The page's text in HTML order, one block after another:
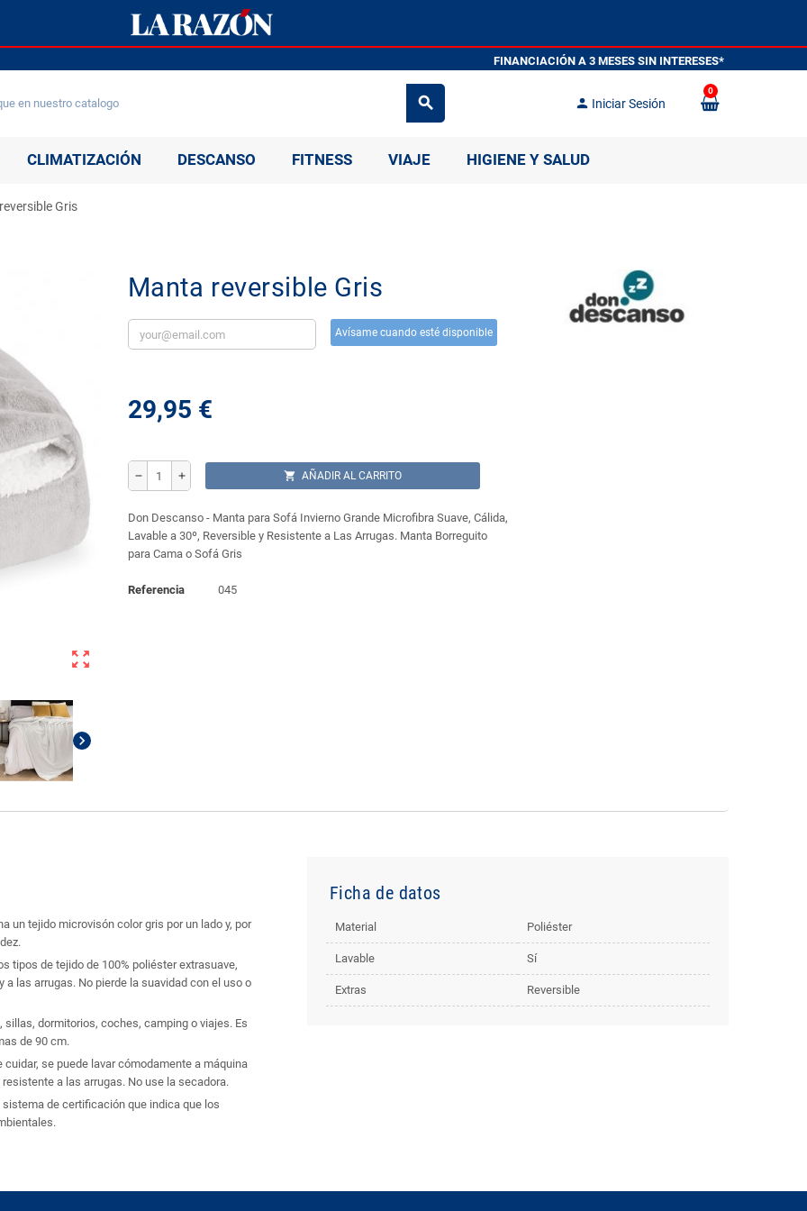
FINANCIACIÓN A 3 MESES SIN
search person Iniciar Sesión
0
CLIMATIZACIÓN DESCANSO FITNESS VIAJE HIGIENE Y SALUD
Gris
zoom_out_map
chevron_right
Manta reversible Gris
Avísame cuando esté disponible
29,95 €
remove add shopping_cart AÑADIR AL CARRITO
Don Descanso - Manta para Sofá Invierno Grande Microfibra Suave, Cálida,
Lavable a 30º, Reversible y Resistente a Las Arrugas. Manta Borreguito
para Cama o Sofá Gris
Referencia 045
un tejido microvisón color gris por un lado y, por
tipos de tejido de 100% poliéster extrasuave,
las arrugas. No pierde la suavidad con el uso o
dormitorios, coches, camping o viajes. Es
de 90 cm.
se puede lavar cómodamente a máquina
a las arrugas. No use la secadora.
de certificación que indica que los
Ficha de datos
Material Poliéster
Lavable Sí
Extras Reversible